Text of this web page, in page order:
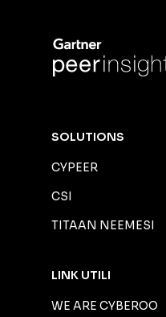
SOLUTIONS
CYPEER
CSI
TITAAN NEEMESI
LINK UTILI
WE ARE CYBEROO